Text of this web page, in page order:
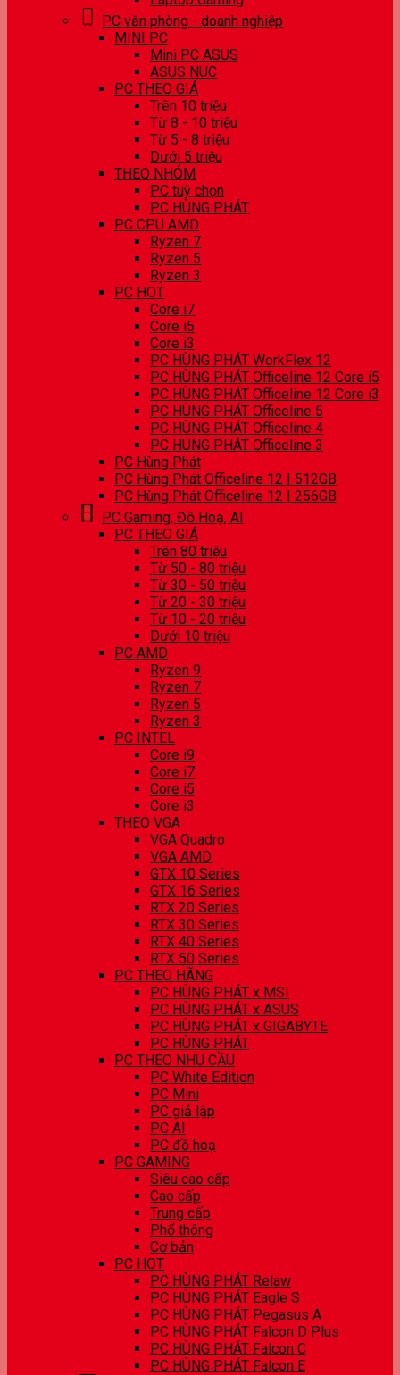
PC văn phòng - doanh nghiệp
MINI PC
Mini PC ASUS
ASUS NUC
PC THEO GIÁ
Trên 10 triệu
Từ 8 - 10 triệu
Từ 5 - 8 triệu
Dưới 5 triệu
THEO NHÓM
PC tuỳ chọn
PC HÙNG PHÁT
PC CPU AMD
Ryzen 7
Ryzen 5
Ryzen 3
PC HOT
Core i7
Core i5
Core i3
PC HÙNG PHÁT WorkFlex 12
PC HÙNG PHÁT Officeline 12 Core i5
PC HÙNG PHÁT Officeline 12 Core i3
PC HÙNG PHÁT Officeline 5
PC HÙNG PHÁT Officeline 4
PC HÙNG PHÁT Officeline 3
PC Hùng Phát
PC Hùng Phát Officeline 12 | 512GB
PC Hùng Phát Officeline 12 | 256GB
PC Gaming, Đồ Hoạ, AI
PC THEO GIÁ
Trên 80 triệu
Từ 50 - 80 triệu
Từ 30 - 50 triệu
Từ 20 - 30 triệu
Từ 10 - 20 triệu
Dưới 10 triệu
PC AMD
Ryzen 9
Ryzen 7
Ryzen 5
Ryzen 3
PC INTEL
Core i9
Core i7
Core i5
Core i3
THEO VGA
VGA Quadro
VGA AMD
GTX 10 Series
GTX 16 Series
RTX 20 Series
RTX 30 Series
RTX 40 Series
RTX 50 Series
PC THEO HÃNG
PC HÙNG PHÁT x MSI
PC HÙNG PHÁT x ASUS
PC HÙNG PHÁT x GIGABYTE
PC HÙNG PHÁT
PC THEO NHU CẦU
PC White Edition
PC Mini
PC giả lập
PC AI
PC đồ hoạ
PC GAMING
Siêu cao cấp
Cao cấp
Trung cấp
Phổ thông
Cơ bản
PC HOT
PC HÙNG PHÁT Relaw
PC HÙNG PHÁT Eagle S
PC HÙNG PHÁT Pegasus A
PC HÙNG PHÁT Falcon D Plus
PC HÙNG PHÁT Falcon C
PC HÙNG PHÁT Falcon E